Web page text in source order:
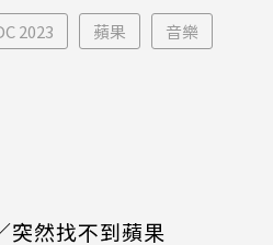
2023 蘋果 音樂
突然找不到蘋果